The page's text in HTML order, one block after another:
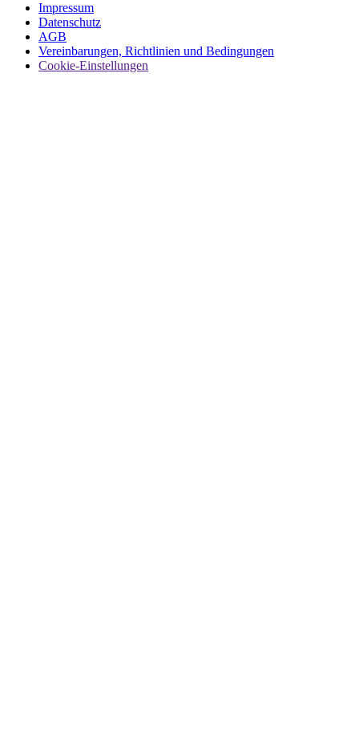
Impressum
Datenschutz
AGB
Vereinbarungen, Richtlinien und Bedingungen
Cookie-Einstellungen